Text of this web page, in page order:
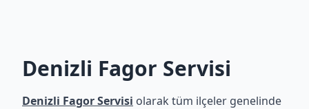
Denizli Fagor Servisi
Denizli Fagor Servisi olarak tüm ilçeler genelinde